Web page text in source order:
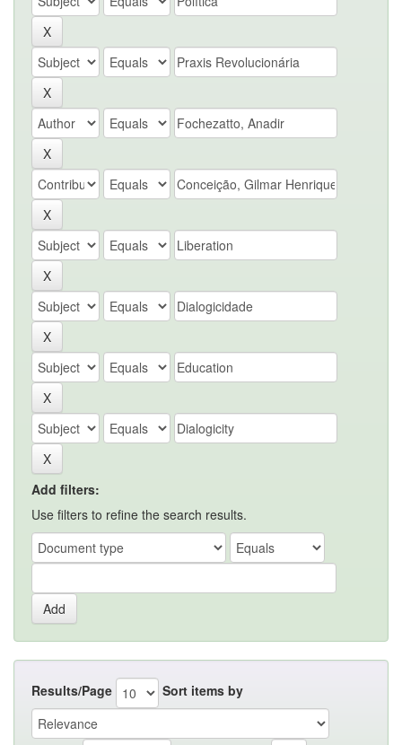
Add filters:
Use filters to refine the search results.
Results/Page Sort items by